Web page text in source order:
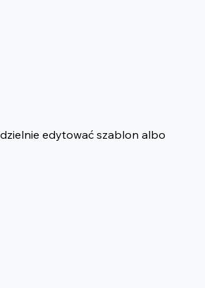
edytować szablon albo